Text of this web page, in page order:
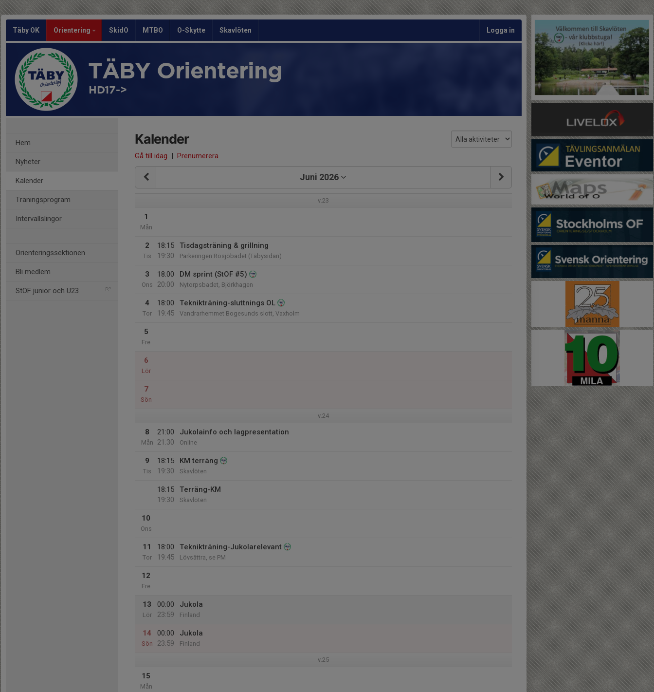
Täby OK Orientering SkidO MTBO O-Skytte Skavlöten Logga in
TÄBY Orientering
HD17->
Hem
Nyheter
Kalender
Träningsprogram
Intervallslingor
Orienteringssektionen
Bli medlem
StOF junior och U23
Kalender
Gå till idag | Prenumerera
Juni 2026
v.23
1
Mån
2
Tis
18:15
19:30
Tisdagsträning & grillning
Parkeringen Rösjöbadet (Täbysidan)
3
Ons
18:00
20:00
DM sprint (StOF #5)
Nytorpsbadet, Björkhagen
4
Tor
18:00
19:45
Teknikträning-sluttnings OL
Vandrarhemmet Bogesunds slott, Vaxholm
5
Fre
6
Lör
7
Sön
v.24
8
Mån
21:00
21:30
Jukolainfo och lagpresentation
Online
9
Tis
18:15
19:30
KM terräng
Skavlöten
18:15
19:30
Terräng-KM
Skavlöten
10
Ons
11
Tor
18:00
19:45
Teknikträning-Jukolarelevant
Lövsättra, se PM
12
Fre
13
Lör
00:00
23:59
Jukola
Finland
14
Sön
00:00
23:59
Jukola
Finland
v.25
15
Mån